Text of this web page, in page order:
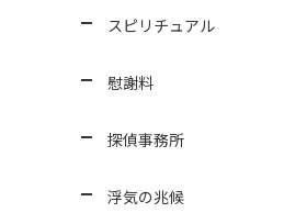
スピリチュアル
慰謝料
探偵事務所
浮気の兆候